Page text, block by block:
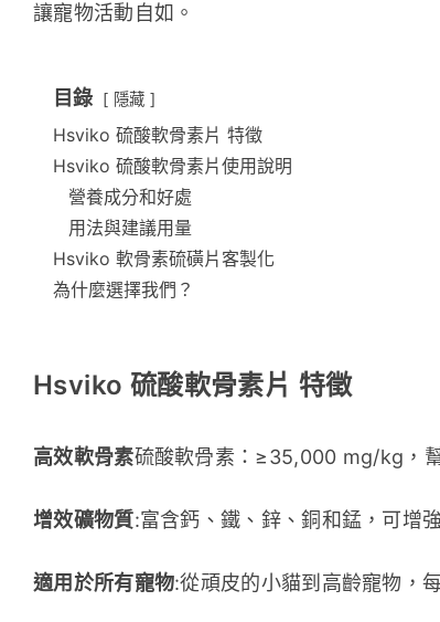
讓寵物活動自如。
目錄 隱藏
Hsviko 硫酸軟骨素片 特徵
Hsviko 硫酸軟骨素片使用說明
營養成分和好處
用法與建議用量
Hsviko 軟骨素硫磺片客製化
為什麼選擇我們？
Hsviko 硫酸軟骨素片 特徵
高效軟骨素硫酸軟骨素：≥35,000 mg/kg，
增效礦物質:富含鈣、鐵、鋅、銅和錳，可增
適用於所有寵物:從頑皮的小貓到高齡寵物，